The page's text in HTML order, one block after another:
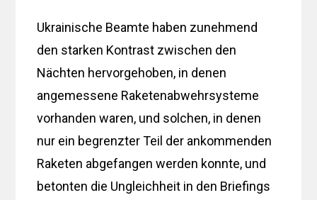
Ukrainische Beamte haben zunehmend
den starken Kontrast zwischen den
Nächten hervorgehoben, in denen
angemessene Raketenabwehrsysteme
vorhanden waren, und solchen, in denen
nur ein begrenzter Teil der ankommenden
Raketen abgefangen werden konnte, und
betonten die Ungleichheit in den Briefings